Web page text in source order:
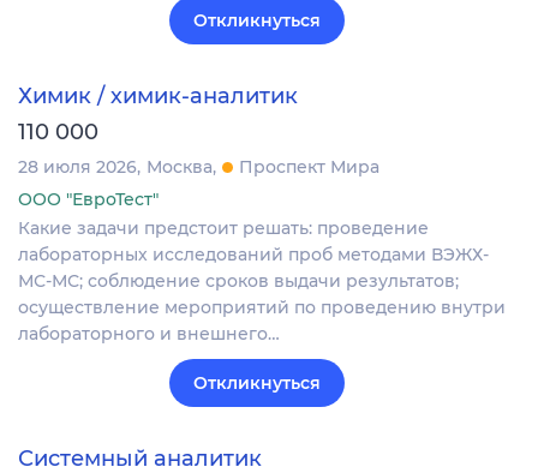
Откликнуться
Химик / химик-аналитик
110 000
28 июля 2026 Москва
Проспект Мира
ООО "ЕвроТест"
Какие задачи предстоит решать: проведение
лабораторных исследований проб методами ВЭЖХ-
МС-МС; соблюдение сроков выдачи результатов;
осуществление мероприятий по проведению внутри
лабораторного и внешнего…
Откликнуться
Системный аналитик